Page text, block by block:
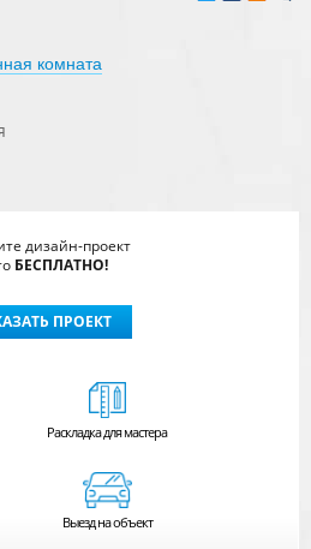
комната
дизайн-проект
БЕСПЛАТНО!
ПРОЕКТ
Раскладка для мастера
Выезд на объект